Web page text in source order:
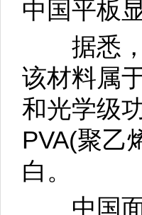
中国平板
据悉，
该材料属
和光学级
PVA(聚乙
白。
中国面